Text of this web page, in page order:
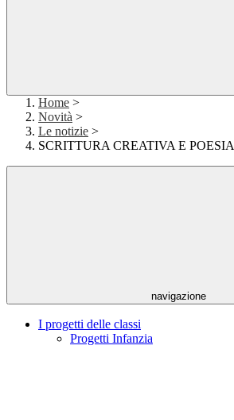
Home >
Novità >
Le notizie >
SCRITTURA CREATIVA E POESIA
navigazione
I progetti delle classi
Progetti Infanzia